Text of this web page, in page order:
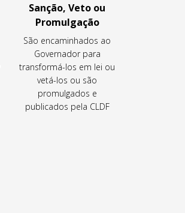
Sanção, Veto ou
Promulgação
São encaminhados ao
Governador para
transformá-los em lei ou
vetá-los ou são
promulgados e
publicados pela CLDF